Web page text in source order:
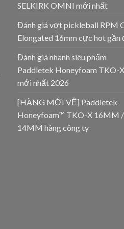
SELKIRK OMNI mới nhất
Đánh giá vợt pickleball RPM
Elongated 16mm cực hot gần
Đánh giá nhanh siêu phẩm
Paddletek Honeyfoam TKO-X
mới nhất 2026
[HÀNG MỚI VỀ] Paddletek
Honeyfoam™ TKO-X 16MM /
14MM hàng công ty